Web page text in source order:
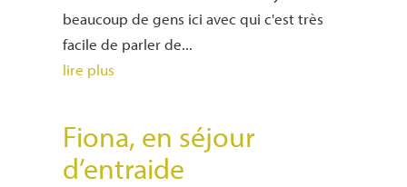
beaucoup de gens ici avec qui c'est très
facile de parler de...
lire plus
Fiona, en séjour
d’entraide